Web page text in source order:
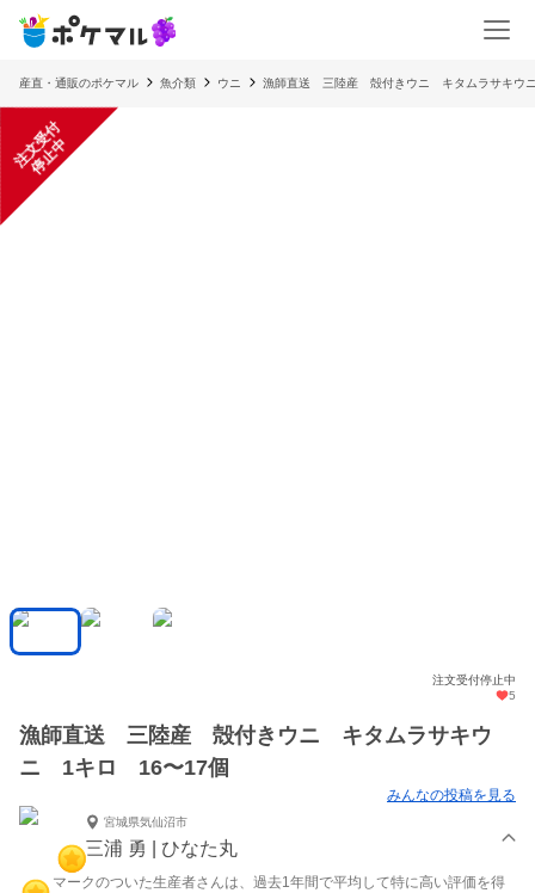
産直・通販のポケマル 魚介類 ウニ 漁師直送 三陸産 殻付きウニ キタムラサキ
注
文
受
付
停
止
中
注文受付停止中
5
漁師直送 三陸産 殻付きウニ キタムラサキウ
ニ 1キロ 16〜17個
みんなの投稿を見る
宮城県気仙沼市
三浦 勇 | ひなた丸
マークのついた生産者さんは、過去1年間で平均して特に高い評価を得